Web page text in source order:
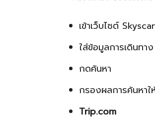
เข้าเว็บไซต์
ใส่ข้อมูลการเดินท
กดค้นหา
กรองผลการค้นหาใ
Trip.com